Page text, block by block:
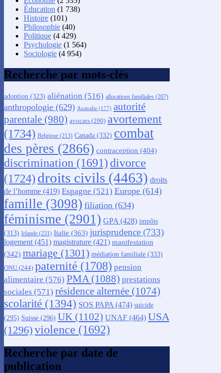
Éducation (1 738)
Histoire (101)
Philosophie (40)
Politique (4 429)
Psychologie (1 564)
Sociologie (4 954)
Recherche par mots-clés
adoption (323) aliénation (516) allocations familiales (207)
anthropologie (629) Australie (177) autorité
parentale (980) avocats (290) avortement
(1734) Belgique (213) Canada (332) combat
des pères (2866) contraception (404)
discrimination (1691) divorce
(1724) droits civils (4463) droits
de l’homme (419) Espagne (521) Europe (614)
famille (3098) filiation (634)
féminisme (2901) GPA (428) impôts
(313) Irlande (231) Italie (363) jurisprudence (733)
logement (451) magistrature (421) manifestation
(342) mariage (1301) médiation familiale (333)
ONU (244) paternité (1708) pension
alimentaire (576) PMA (1088) prestations
sociales (571) résidence alternée (1074)
scolarité (1394) SOS PAPA (474) suicide
(295) Suisse (296) UK (1102) UNAF (464) USA
(1296)violence (1692)
Recherche par date de
publication